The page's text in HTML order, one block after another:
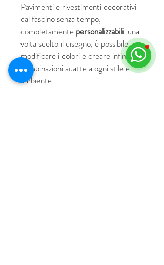
Pavimenti e rivestimenti decorativi
dal fascino senza tempo,
completamente personalizzabili: una
volta scelto il disegno, è possibile
modificare i colori e creare infinite
combinazioni adatte a ogni stile e
ambiente.